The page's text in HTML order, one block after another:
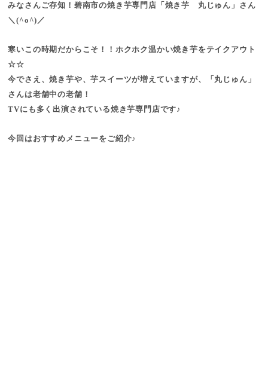
みなさんご存知！碧南市の焼き芋専門店「焼き芋 丸じゅん」さん
＼(^o^)／
寒いこの時期だからこそ！！ホクホク温かい焼き芋をテイクアウト
☆☆
今でさえ、焼き芋や、芋スイーツが増えていますが、「丸じゅん」
さんは老舗中の老舗！
TVにも多く出演されている焼き芋専門店です♪
今回はおすすめメニューをご紹介♪